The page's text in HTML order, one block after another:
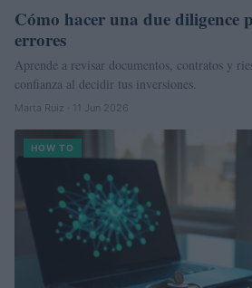
Cómo hacer una due diligence
errores
Aprende a revisar documentos, contratos y
confianza al decidir tus inversiones.
Marta Ruiz · 11 Jun 2026
HOW TO